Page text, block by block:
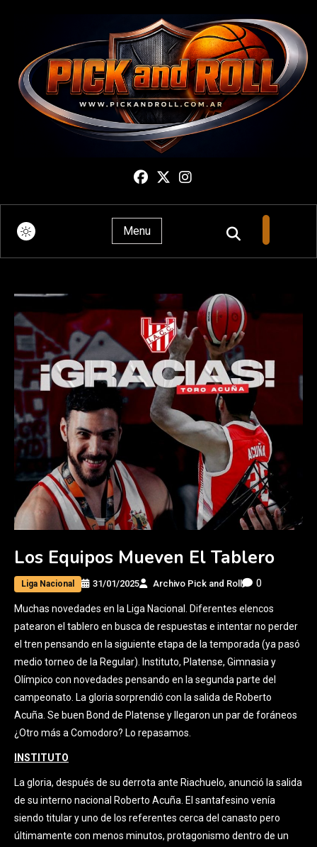
Pick And Roll
Menu
Los Equipos Mueven El Tablero
Liga Nacional 31/01/2025 Archivo Pick and Roll 0
Muchas novedades en la Liga Nacional. Diferentes elencos
patearon el tablero en busca de respuestas e intentar no perder
el tren pensando en la siguiente etapa de la temporada (ya pasó
medio torneo de la Regular). Instituto, Platense, Gimnasia y
Olímpico con novedades pensando en la segunda parte del
campeonato. La gloria sorprendió con la salida de Roberto
Acuña. Se buen Bond de Platense y llegaron un par de foráneos
¿Otro más a Comodoro? Lo repasamos.
INSTITUTO
La gloria, después de su derrota ante Riachuelo, anunció la salida
de su interno nacional Roberto Acuña. El santafesino venía
siendo titular y uno de los referentes cerca del canasto pero
últimamente con menos minutos, protagonismo dentro de un